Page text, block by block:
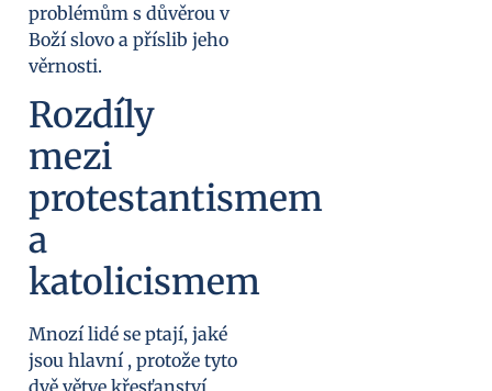
problémům s důvěrou v
Boží slovo a příslib jeho
věrnosti.
Rozdíly
mezi
protestantismem
a
katolicismem
Mnozí lidé se ptají, jaké
jsou hlavní , protože tyto